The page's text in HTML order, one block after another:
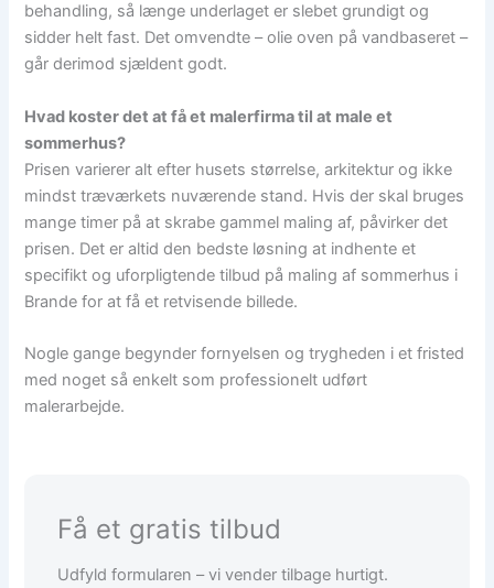
behandling, så længe underlaget er slebet grundigt og
sidder helt fast. Det omvendte – olie oven på vandbaseret –
går derimod sjældent godt.
Hvad koster det at få et malerfirma til at male et
sommerhus?
Prisen varierer alt efter husets størrelse, arkitektur og ikke
mindst træværkets nuværende stand. Hvis der skal bruges
mange timer på at skrabe gammel maling af, påvirker det
prisen. Det er altid den bedste løsning at indhente et
specifikt og uforpligtende tilbud på maling af sommerhus i
Brande for at få et retvisende billede.
Nogle gange begynder fornyelsen og trygheden i et fristed
med noget så enkelt som professionelt udført
malerarbejde.
Få et gratis tilbud
Udfyld formularen – vi vender tilbage hurtigt.